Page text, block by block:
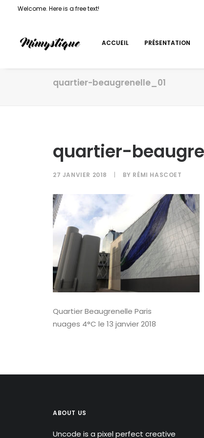
Welcome. Here is a free text!
ACCUEIL PRÉSENTATION
quartier-beaugrenelle_01
quartier-
27 JANVIER 2018 | BY RÉMI HASCOET
Quartier Beaugrenelle Paris
nuages 4°C le 13 janvier 2018
ABOUT US
Uncode is a pixel perfect creative